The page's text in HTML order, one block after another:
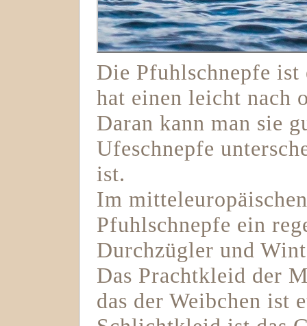
Die Pfuhlschnepfe
hat einen leicht nach
Daran kann man sie
Ufeschnepfe
ist.
Im
Pfuhlschnepfe ein
Durchzügler und
Das Prachtkleid der
das der Weibchen ist